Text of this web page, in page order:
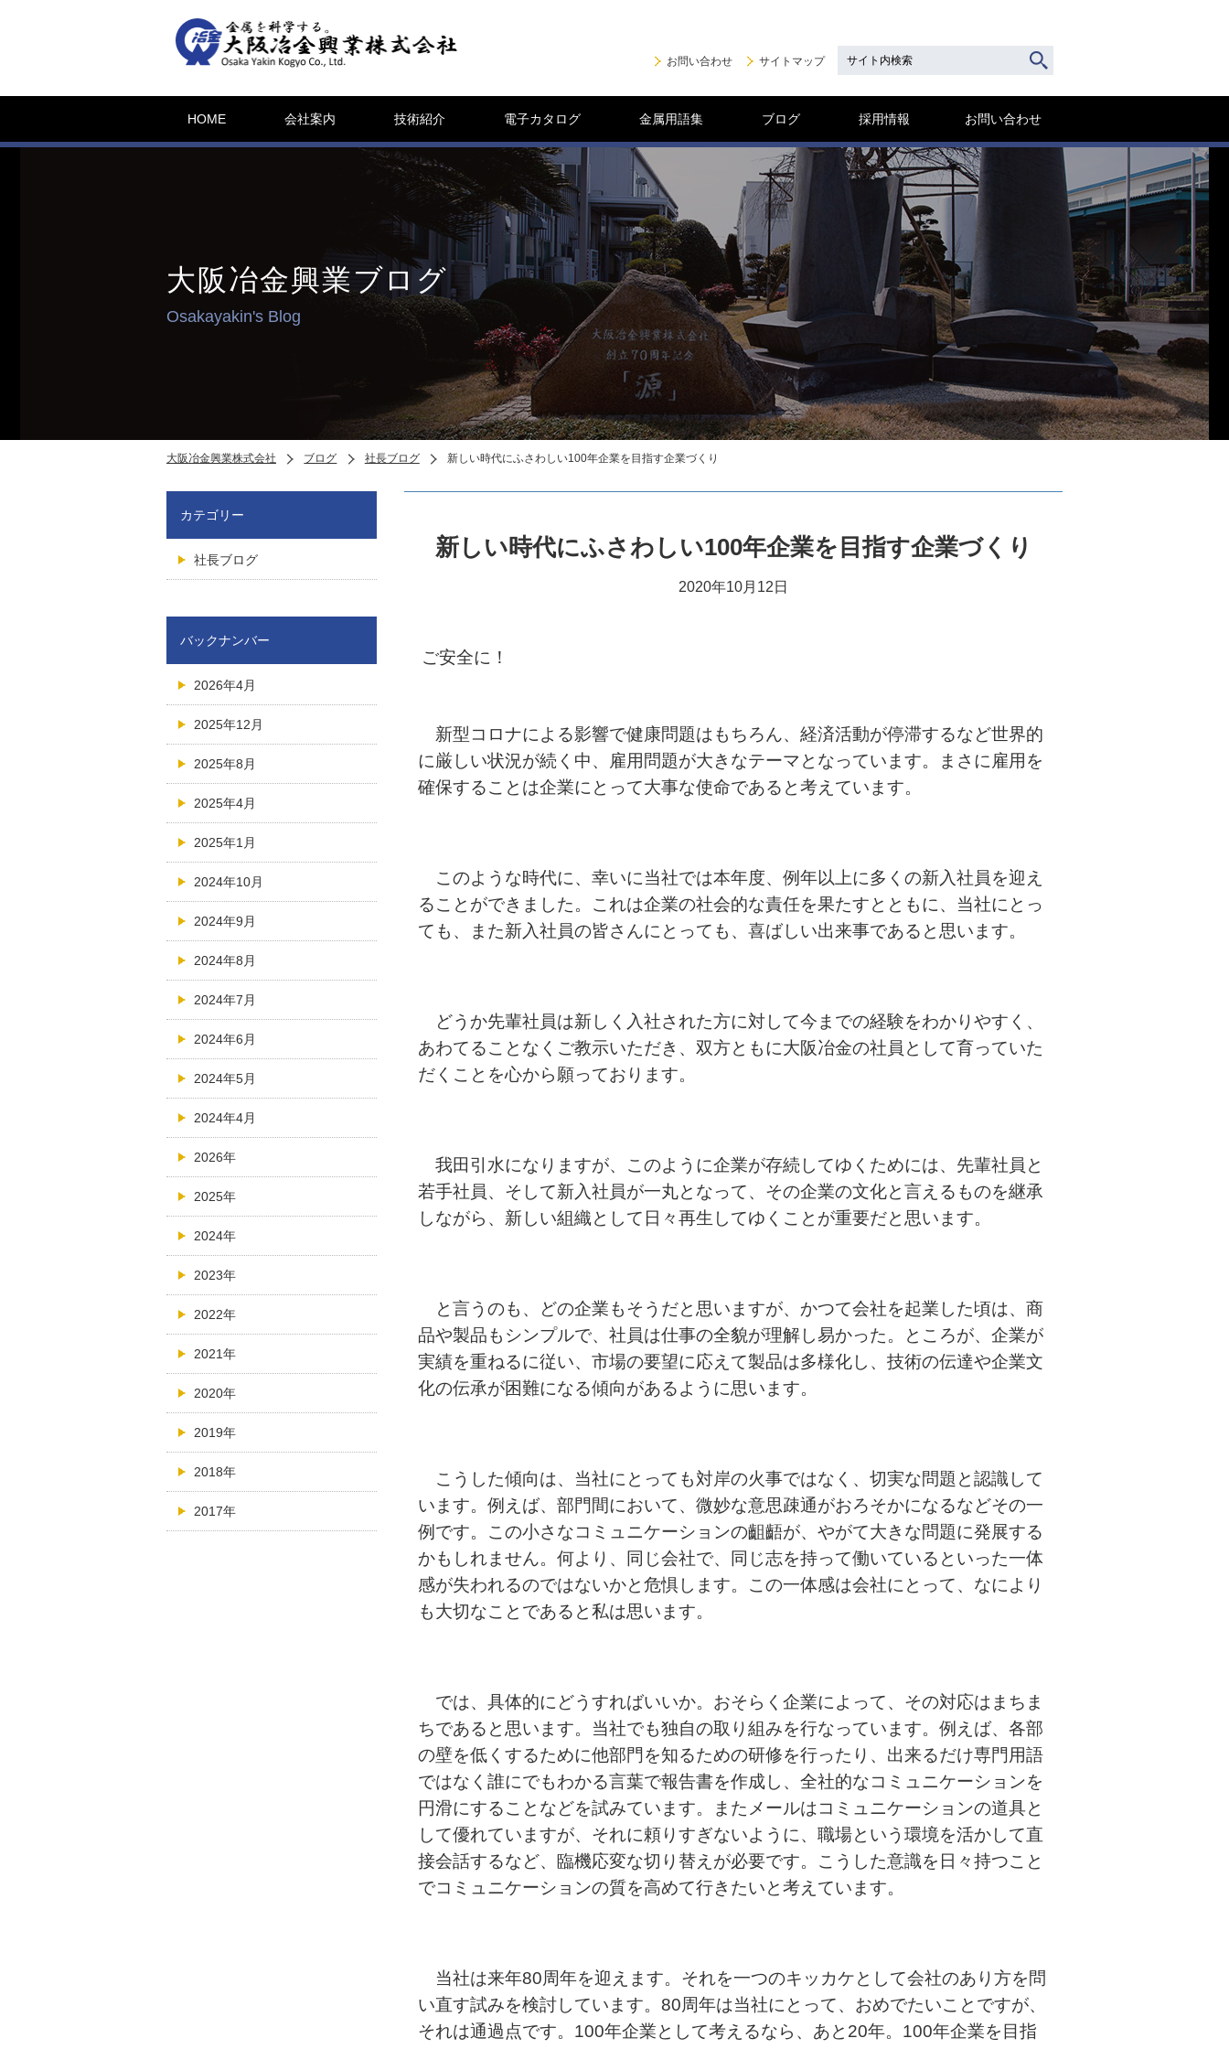
お問い合わせ サイトマップ
HOME 会社案内 技術紹介 電子カタログ 金属用語集 ブログ 採用情報 お問い合わせ
大阪冶金興業ブログ
Osakayakin's Blog
大阪冶金興業株式会社 ブログ 社長ブログ 新しい時代にふさわしい100年企業を目指す企業づくり
新しい時代にふさわしい100年企業を目指す企業づくり
2020年10月12日
ご安全に！
新型コロナによる影響で健康問題はもちろん、経済活動が停滞するなど世界的
に厳しい状況が続く中、雇用問題が大きなテーマとなっています。まさに雇用を
確保することは企業にとって大事な使命であると考えています。
このような時代に、幸いに当社では本年度、例年以上に多くの新入社員を迎え
ることができました。これは企業の社会的な責任を果たすとともに、当社にとっ
ても、また新入社員の皆さんにとっても、喜ばしい出来事であると思います。
どうか先輩社員は新しく入社された方に対して今までの経験をわかりやすく、
あわてることなくご教示いただき、双方ともに大阪冶金の社員として育っていた
だくことを心から願っております。
我田引水になりますが、このように企業が存続してゆくためには、先輩社員と
若手社員、そして新入社員が一丸となって、その企業の文化と言えるものを継承
しながら、新しい組織として日々再生してゆくことが重要だと思います。
と言うのも、どの企業もそうだと思いますが、かつて会社を起業した頃は、商
品や製品もシンプルで、社員は仕事の全貌が理解し易かった。ところが、企業が
実績を重ねるに従い、市場の要望に応えて製品は多様化し、技術の伝達や企業文
化の伝承が困難になる傾向があるように思います。
こうした傾向は、当社にとっても対岸の火事ではなく、切実な問題と認識して
います。例えば、部門間において、微妙な意思疎通がおろそかになるなどその一
例です。この小さなコミュニケーションの齟齬が、やがて大きな問題に発展する
かもしれません。何より、同じ会社で、同じ志を持って働いているといった一体
感が失われるのではないかと危惧します。この一体感は会社にとって、なにより
も大切なことであると私は思います。
では、具体的にどうすればいいか。おそらく企業によって、その対応はまちま
ちであると思います。当社でも独自の取り組みを行なっています。例えば、各部
の壁を低くするために他部門を知るための研修を行ったり、出来るだけ専門用語
ではなく誰にでもわかる言葉で報告書を作成し、全社的なコミュニケーションを
円滑にすることなどを試みています。またメールはコミュニケーションの道具と
して優れていますが、それに頼りすぎないように、職場という環境を活かして直
接会話するなど、臨機応変な切り替えが必要です。こうした意識を日々持つこと
でコミュニケーションの質を高めて行きたいと考えています。
当社は来年80周年を迎えます。それを一つのキッカケとして会社のあり方を問
い直す試みを検討しています。80周年は当社にとって、おめでたいことですが、
それは通過点です。100年企業として考えるなら、あと20年。100年企業を目指
カテゴリー
社長ブログ
バックナンバー
2026年4月
2025年12月
2025年8月
2025年4月
2025年1月
2024年10月
2024年9月
2024年8月
2024年7月
2024年6月
2024年5月
2024年4月
2026年
2025年
2024年
2023年
2022年
2021年
2020年
2019年
2018年
2017年